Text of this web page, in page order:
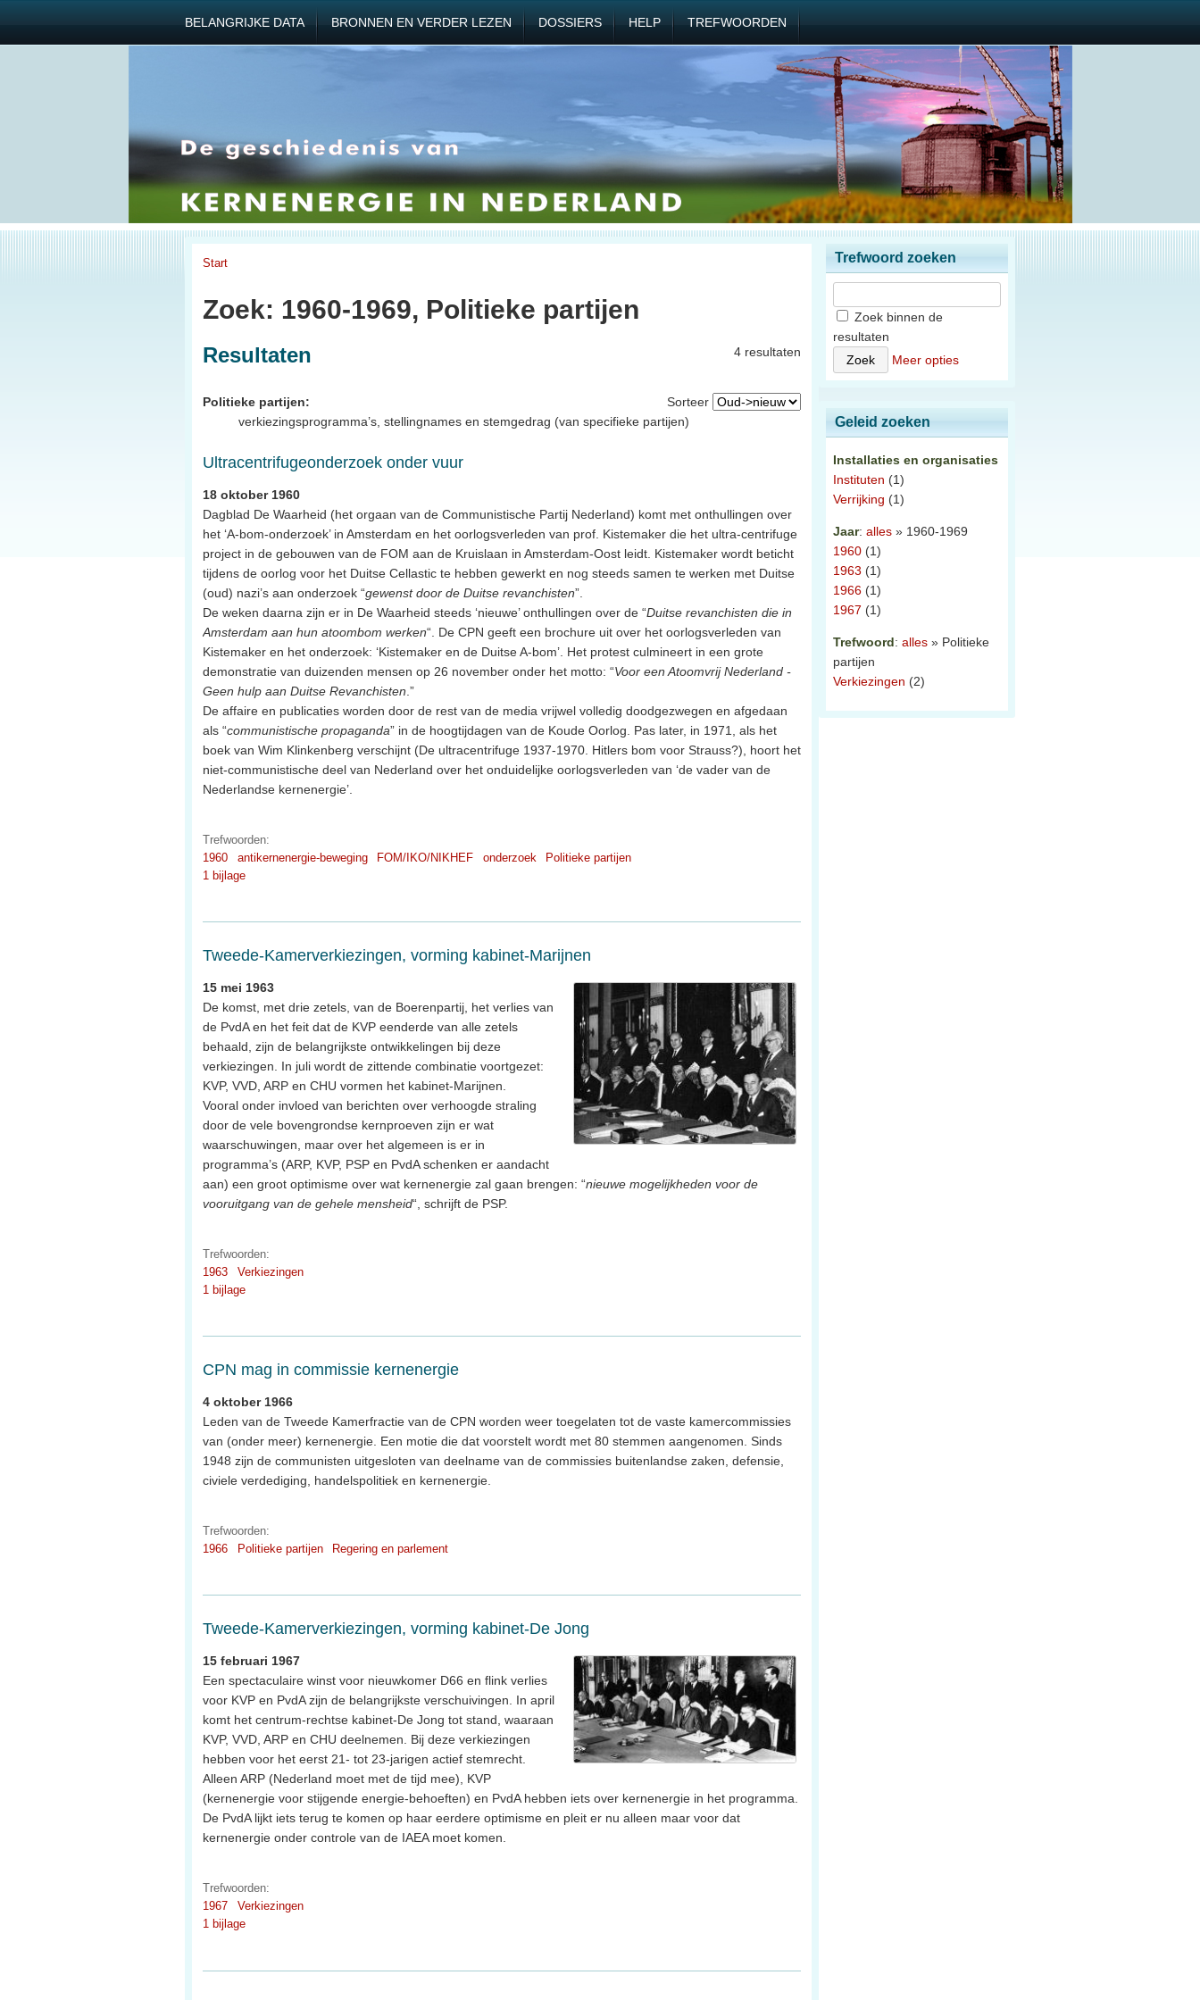
BELANGRIJKE DATA BRONNEN EN VERDER LEZEN DOSSIERS HELP TREFWOORDEN
Start
Zoek: 1960-1969, Politieke partijen
4 resultaten
Resultaten
Sorteer
Politieke partijen:
verkiezingsprogramma’s, stellingnames en stemgedrag (van specifieke partijen)
Ultracentrifugeonderzoek onder vuur
18 oktober 1960
Dagblad De Waarheid (het orgaan van de Communistische Partij Nederland) komt met onthullingen over
het ‘A-bom-onderzoek’ in Amsterdam en het oorlogsverleden van prof. Kistemaker die het ultra-centrifuge
project in de gebouwen van de FOM aan de Kruislaan in Amsterdam-Oost leidt. Kistemaker wordt beticht
tijdens de oorlog voor het Duitse Cellastic te hebben gewerkt en nog steeds samen te werken met Duitse
(oud) nazi’s aan onderzoek “gewenst door de Duitse revanchisten”.
De weken daarna zijn er in De Waarheid steeds ‘nieuwe’ onthullingen over de “Duitse revanchisten die in
Amsterdam aan hun atoombom werken“. De CPN geeft een brochure uit over het oorlogsverleden van
Kistemaker en het onderzoek: ‘Kistemaker en de Duitse A-bom’. Het protest culmineert in een grote
demonstratie van duizenden mensen op 26 november onder het motto: “Voor een Atoomvrij Nederland -
Geen hulp aan Duitse Revanchisten .”
De affaire en publicaties worden door de rest van de media vrijwel volledig doodgezwegen en afgedaan
als “communistische propaganda” in de hoogtijdagen van de Koude Oorlog. Pas later, in 1971, als het
boek van Wim Klinkenberg verschijnt (De ultracentrifuge 1937-1970. Hitlers bom voor Strauss?), hoort het
niet-communistische deel van Nederland over het onduidelijke oorlogsverleden van ‘de vader van de
Nederlandse kernenergie’.
Trefwoorden:
1960
antikernenergie-beweging FOM/IKO/NIKHEF onderzoek
Politieke partijen
1 bijlage
Tweede-Kamerverkiezingen, vorming kabinet-Marijnen
15 mei 1963
De komst, met drie zetels, van de Boerenpartij, het verlies van
de PvdA en het feit dat de KVP eenderde van alle zetels
behaald, zijn de belangrijkste ontwikkelingen bij deze
verkiezingen. In juli wordt de zittende combinatie voortgezet:
KVP, VVD, ARP en CHU vormen het kabinet-Marijnen.
Vooral onder invloed van berichten over verhoogde straling
door de vele bovengrondse kernproeven zijn er wat
waarschuwingen, maar over het algemeen is er in
programma’s (ARP, KVP, PSP en PvdA schenken er aandacht
aan) een groot optimisme over wat kernenergie zal gaan brengen: “nieuwe mogelijkheden voor de
vooruitgang van de gehele mensheid“, schrijft de PSP.
Trefwoorden:
1963
Verkiezingen
1 bijlage
CPN mag in commissie kernenergie
4 oktober 1966
Leden van de Tweede Kamerfractie van de CPN worden weer toegelaten tot de vaste kamercommissies
van (onder meer) kernenergie. Een motie die dat voorstelt wordt met 80 stemmen aangenomen. Sinds
1948 zijn de communisten uitgesloten van deelname van de commissies buitenlandse zaken, defensie,
civiele verdediging, handelspolitiek en kernenergie.
Trefwoorden:
1966
Politieke partijen Regering en parlement
Tweede-Kamerverkiezingen, vorming kabinet-De Jong
15 februari 1967
Een spectaculaire winst voor nieuwkomer D66 en flink verlies
voor KVP en PvdA zijn de belangrijkste verschuivingen. In april
komt het centrum-rechtse kabinet-De Jong tot stand, waaraan
KVP, VVD, ARP en CHU deelnemen. Bij deze verkiezingen
hebben voor het eerst 21- tot 23-jarigen actief stemrecht.
Alleen ARP (Nederland moet met de tijd mee), KVP
(kernenergie voor stijgende energie-behoeften) en PvdA hebben iets over kernenergie in het programma.
De PvdA lijkt iets terug te komen op haar eerdere optimisme en pleit er nu alleen maar voor dat
kernenergie onder controle van de IAEA moet komen.
Trefwoorden:
1967
Verkiezingen
1 bijlage
Trefwoord zoeken
Zoek binnen de
resultaten
Meer opties
Geleid zoeken
Installaties en organisaties
Instituten (1)
Verrijking (1)
Jaar: alles » 1960-1969
1960 (1)
1963 (1)
1966 (1)
1967 (1)
Trefwoord: alles » Politieke
partijen
Verkiezingen (2)